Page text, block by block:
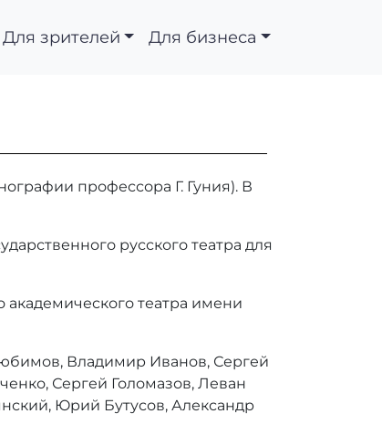
Для зрителей Для бизнеса
профессора Г. Гуния). В
русского театра для
академического театра имени
Владимир Иванов, Сергей
Сергей Голомазов, Леван
Юрий Бутусов, Александр